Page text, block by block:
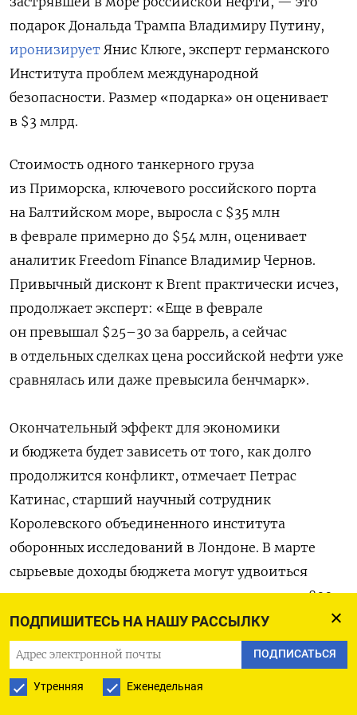
ПОДПИШИТЕСЬ НА НАШУ РАССЫЛКУ
ПОДПИСАТЬСЯ
Утренняя Еженедельная
подарок Дональда Трампа Владимиру Путину,
иронизирует Янис Клюге, эксперт германского
Института проблем международной
безопасности. Размер «подарка» он оценивает
в $3 млрд.
Стоимость одного танкерного груза
из Приморска, ключевого российского порта
на Балтийском море, выросла с $35 млн
в феврале примерно до $54 млн, оценивает
аналитик Freedom Finance Владимир Чернов.
Привычный дисконт к Brent практически исчез,
продолжает эксперт: «Еще в феврале
он превышал $25–30 за баррель, а сейчас
в отдельных сделках цена российской нефти уже
сравнялась или даже превысила бенчмарк».
Окончательный эффект для экономики
и бюджета будет зависеть от того, как долго
продолжится конфликт, отмечает Петрас
Катинас, старший научный сотрудник
Королевского объединенного института
оборонных исследований в Лондоне. В марте
сырьевые доходы бюджета могут удвоиться
по сравнению с уровнями начала года — до 800-
900 млрд рублей, оценивает Альфа-банк.
Впрочем, даже с учетом того, что цены на нефть
на текущий год могут составить $50 за баррель,
а не $45, как заложено в последнем